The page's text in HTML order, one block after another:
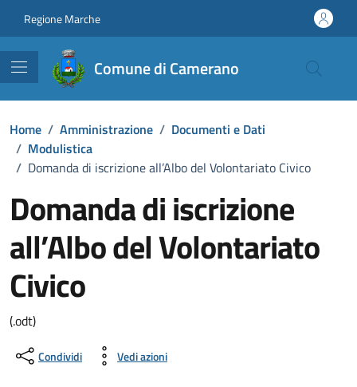
Regione Marche
Comune di Camerano
Home / Amministrazione / Documenti e Dati
/ Modulistica
/ Domanda di iscrizione all’Albo del Volontariato Civico
Domanda di iscrizione
all’Albo del Volontariato
Civico
Dettagli del documento
(.odt)
Condividi Vedi azioni